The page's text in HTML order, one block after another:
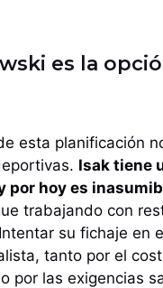
es la
esta planificación
Isak tiene
por hoy es
trabajando con
su fichaje en
tanto por el
por las exigencias